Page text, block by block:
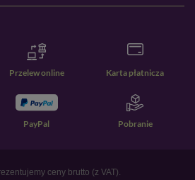
Przelew online Karta płatnicza
PayPal Pobranie
ceny brutto (z VAT).